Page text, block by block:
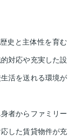
史と主体性を育む
対応や充実した設
活を送れる環境が
者からファミリー
した賃貸物件が充